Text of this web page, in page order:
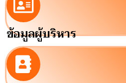
ข้อมูลผู้บริหาร